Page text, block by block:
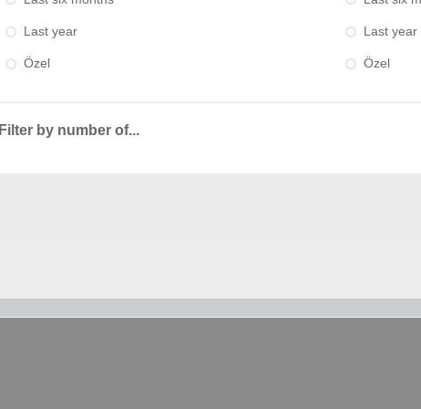
Last year
Özel
Last year
Özel
Filter by number of...